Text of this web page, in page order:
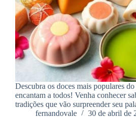
Descubra os doces mais populares do
encantam a todos! Venha conhecer
tradições que vão surpreender seu
fernandovale
30 de abril de